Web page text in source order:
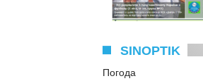
SINOPTIK
Погода